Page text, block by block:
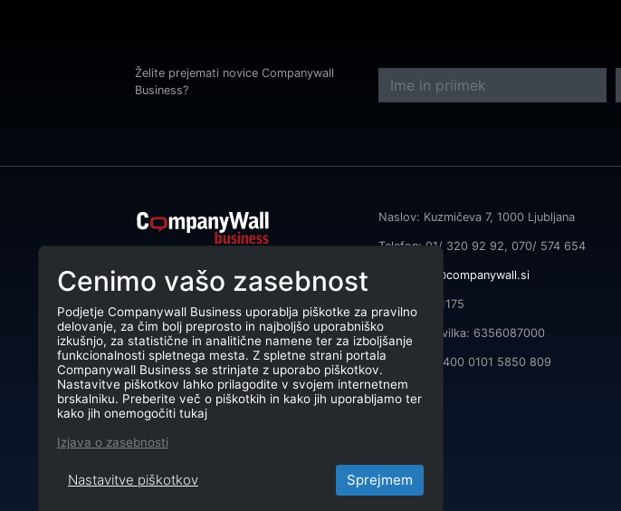
Želite prejemati novice Companywall
Business?
podjetjem pomaga izboljšati
poslovanje z iskanjem in povezovanjem
strank.
CompanyWall Business © 2026
Naslov: Kuzmičeva 7, 1000 Ljubljana
Telefon: 01/ 320 92 92, 070/ 574 654
info@companywall.si
DŠ: SI55591175
Matična številka: 6356087000
TRR: SI56 3400 0101 5850 809
Cenimo vašo zasebnost
Podjetje Companywall Business uporablja piškotke za pravilno
delovanje, za čim bolj preprosto in najboljšo uporabniško
izkušnjo, za statistične in analitične namene ter za izboljšanje
funkcionalnosti spletnega mesta. Z spletne strani portala
Companywall Business se strinjate z uporabo piškotkov.
Nastavitve piškotkov lahko prilagodite v svojem internetnem
brskalniku. Preberite več o piškotkih in kako jih uporabljamo ter
kako jih onemogočiti tukaj
Izjava o zasebnosti
Nastavitve piškotkov Sprejmem